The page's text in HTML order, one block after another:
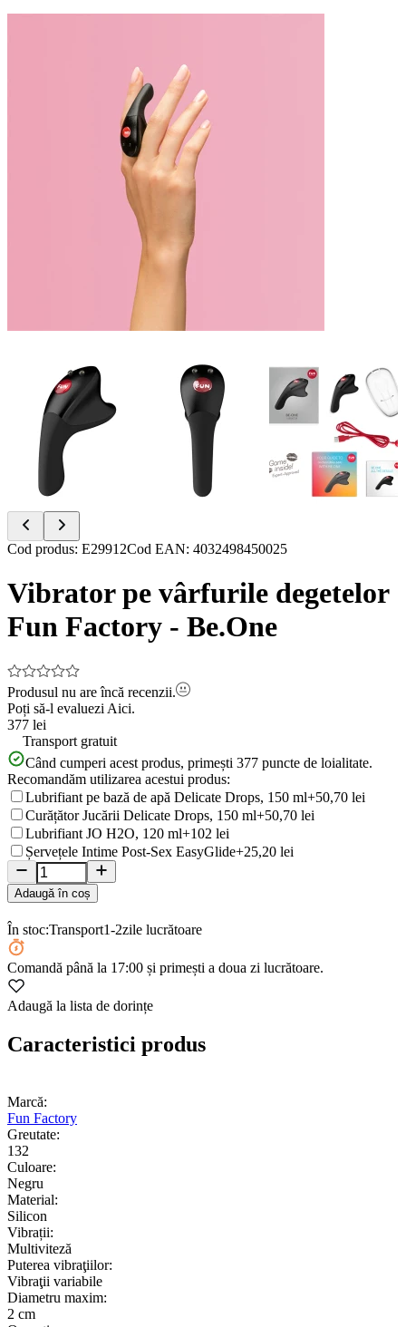
Item
of
5
Cod produs: E29912Cod EAN: 4032498450025
Vibrator pe vârfurile degetelor
Fun Factory - Be.One
Produsul nu are încă recenzii.
Poți să-l evaluezi Aici.
377 lei
Transport gratuit
Când cumperi acest produs, primești 377 puncte de loialitate.
Recomandăm utilizarea acestui produs:
Lubrifiant pe bază de apă Delicate Drops, 150 ml+50,70 lei
Curățător Jucării Delicate Drops, 150 ml+50,70 lei
Lubrifiant JO H2O, 120 ml+102 lei
Șervețele Intime Post-Sex EasyGlide+25,20 lei
Adaugă în coș
În stoc:Transport1-2zile lucrătoare
Comandă până la 17:00 și primești a doua zi lucrătoare.
Adaugă la lista de dorințe
Caracteristici produs
Marcă:
Fun Factory
Greutate:
132
Culoare:
Negru
Material:
Silicon
Vibrații:
Multiviteză
Puterea vibraţiilor:
Vibraţii variabile
Diametru maxim:
2 cm